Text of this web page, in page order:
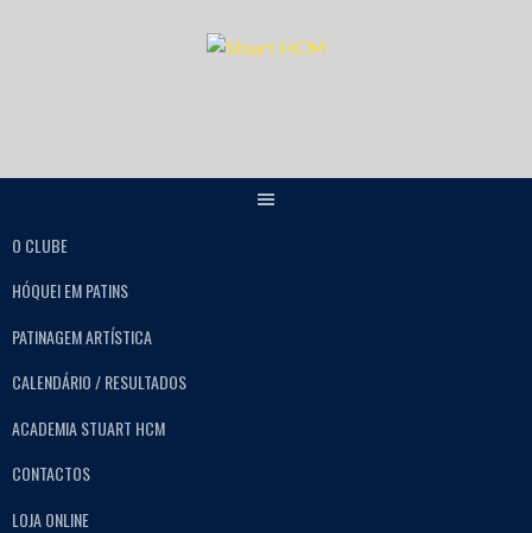
O CLUBE
HÓQUEI EM PATINS
PATINAGEM ARTÍSTICA
CALENDÁRIO / RESULTADOS
ACADEMIA STUART HCM
CONTACTOS
LOJA ONLINE